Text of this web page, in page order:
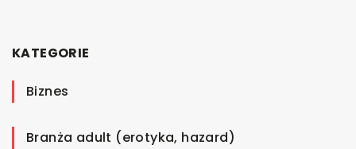
KATEGORIE
Biznes
Branża adult (erotyka, hazard)